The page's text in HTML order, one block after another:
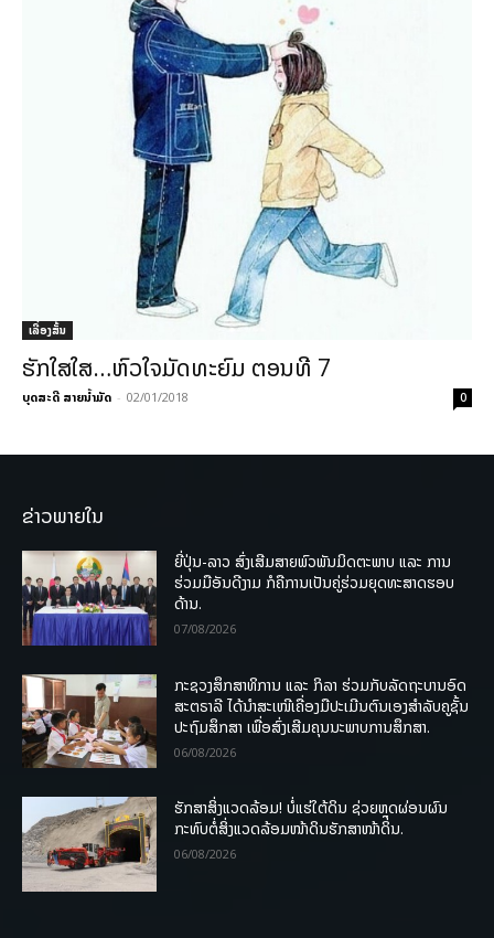
ເລື່ອງສັ້ນ
ຮັກໃສໃສ…ຫົວໃຈມັດທະຍົມ ຕອນທີ 7
ບຸດສະດີ ສາຍນ້ຳມັດ - 02/01/2018 0
ຂ່າວພາຍໃນ
ຍີ່ປຸ່ນ-ລາວ ສົ່ງເສີມສາຍພົວພັນມິດຕະພາບ ແລະ ການ
ຮ່ວມມືອັນດີງາມ ກໍຄືການເປັນຄູ່ຮ່ວມຍຸດທະສາດຮອບ
ດ້ານ.
07/08/2026
ກະຊວງສຶກສາທິການ ແລະ ກິລາ ຮ່ວມກັບລັດຖະບານອົດ
ສະຕຣາລີ ໄດ້ນຳສະເໜີເຄື່ອງມືປະເມີນຕົນເອງສຳລັບຄູຊັ້ນ
ປະຖົມສຶກສາ ເພື່ອສົ່ງເສີມຄຸນນະພາບການສຶກສາ.
06/08/2026
ຮັກສາສິ່ງແວດລ້ອມ! ບໍ່ແຮ່ໃຕ້ດິນ ຊ່ວຍຫຼຸດຜ່ອນຜົນ
ກະທົບຕໍ່ສິ່ງແວດລ້ອມໜ້າດິນຮັກສາໜ້າດິນ.
06/08/2026